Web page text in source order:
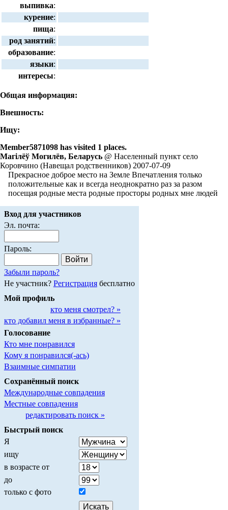
выпивка:
курение:
пища:
род занятий:
образование:
языки:
интересы:
Общая информация:
Внешность:
Ищу:
Member5871098 has visited 1 places.
Магілёў Могилёв, Беларусь @ Населенный пункт село
Коровчино (Навещал родственников) 2007-07-09
Прекрасное доброе место на Земле Впечатления только
положительные как и всегда неоднократно раз за разом
посещая родные места родные просторы родных мне людей
Вход для участников
Эл. почта:
Пароль:
Забыли пароль?
Не участник? Регистрациябесплатно
Мой профиль
кто меня смотрел? »
кто добавил меня в избранные? »
Голосование
Кто мне понравился
Кому я понравился(-ась)
Взаимные симпатии
Сохранённый поиск
Международные совпадения
Местные совпадения
редактировать поиск »
Быстрый поиск
Я
ищу
в возрасте от
до
только с фото